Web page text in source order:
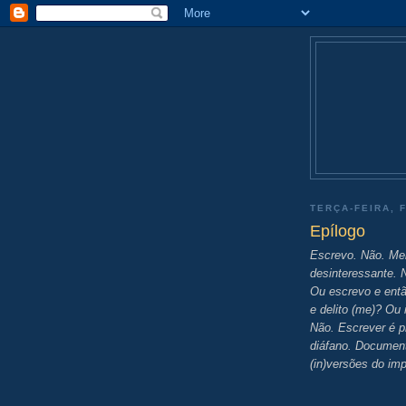
TERÇA-FEIRA,
Epílogo
Escrevo. Não.
desinteressante.
Ou escrevo e
e delito (me)? Ou
Não. Escrever é
diáfano.
(in)versões do